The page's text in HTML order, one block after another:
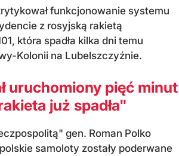
funkcjonowanie systemu
z rosyjską rakietą
która spadła kilka dni temu
Kolonii na Lubelszczyźnie.
uruchomiony pięć minut
już spadła"
gen. Roman Polko
samoloty zostały poderwane